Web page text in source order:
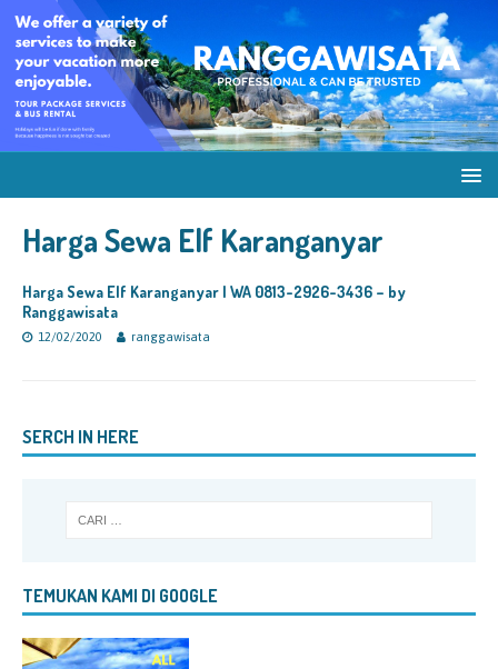
Harga Sewa Elf Karanganyar
Harga Sewa Elf Karanganyar | WA 0813-2926-3436 – by
Ranggawisata
12/02/2020 ranggawisata
SERCH IN HERE
TEMUKAN KAMI DI GOOGLE